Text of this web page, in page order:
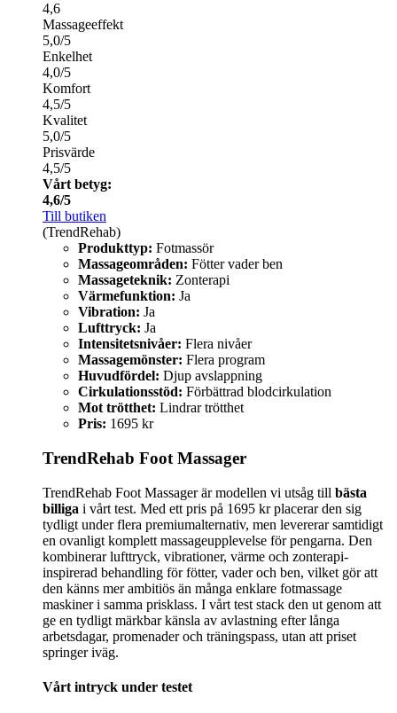
4,6
Massageeffekt
5,0/5
Enkelhet
4,0/5
Komfort
4,5/5
Kvalitet
5,0/5
Prisvärde
4,5/5
Vårt betyg:
4,6/5
Till butiken
(TrendRehab)
Produkttyp: Fotmassör
Massageområden: Fötter vader ben
Massageteknik: Zonterapi
Värmefunktion: Ja
Vibration: Ja
Lufttryck: Ja
Intensitetsnivåer: Flera nivåer
Massagemönster: Flera program
Huvudfördel: Djup avslappning
Cirkulationsstöd: Förbättrad blodcirkulation
Mot trötthet: Lindrar trötthet
Pris: 1695 kr
TrendRehab Foot Massager
TrendRehab Foot Massager är modellen vi utsåg till bästa
billiga i vårt test. Med ett pris på 1695 kr placerar den sig
tydligt under flera premiumalternativ, men levererar samtidigt
en ovanligt komplett massageupplevelse för pengarna. Den
kombinerar lufttryck, vibrationer, värme och zonterapi-
inspirerad behandling för fötter, vader och ben, vilket gör att
den känns mer ambitiös än många enklare fotmassage
maskiner i samma prisklass. I vårt test stack den ut genom att
ge en tydligt märkbar känsla av avlastning efter långa
arbetsdagar, promenader och träningspass, utan att priset
springer iväg.
Vårt intryck under testet